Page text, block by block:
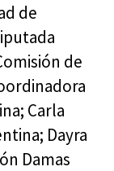
de
de
Carla
Dayra
Damas